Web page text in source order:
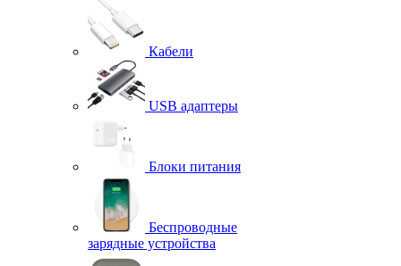
Кабели
USB адаптеры
Блоки питания
Беспроводные
зарядные устройства